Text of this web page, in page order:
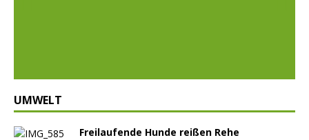
UMWELT
Freilaufende Hunde reißen Rehe